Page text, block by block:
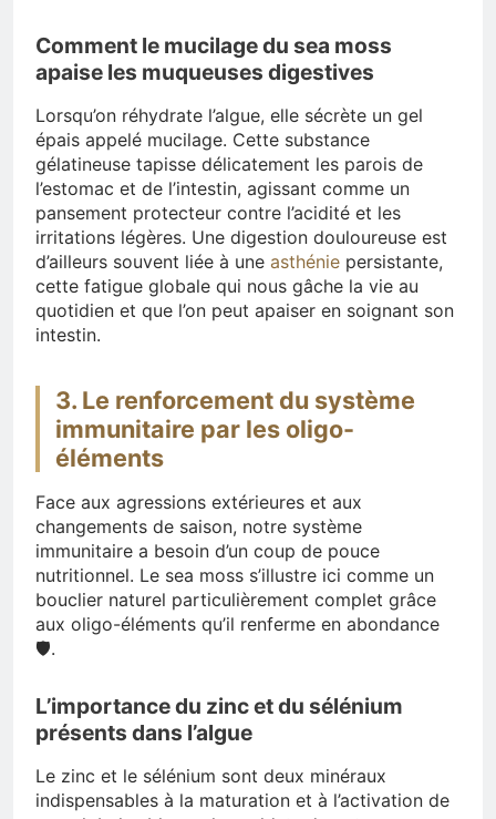
Comment le mucilage du sea moss
apaise les muqueuses digestives
Lorsqu’on réhydrate l’algue, elle sécrète un gel
épais appelé mucilage. Cette substance
gélatineuse tapisse délicatement les parois de
l’estomac et de l’intestin, agissant comme un
pansement protecteur contre l’acidité et les
irritations légères. Une digestion douloureuse est
d’ailleurs souvent liée à une asthénie persistante,
cette fatigue globale qui nous gâche la vie au
quotidien et que l’on peut apaiser en soignant son
intestin.
3. Le renforcement du système
immunitaire par les oligo-
éléments
Face aux agressions extérieures et aux
changements de saison, notre système
immunitaire a besoin d’un coup de pouce
nutritionnel. Le sea moss s’illustre ici comme un
bouclier naturel particulièrement complet grâce
aux oligo-éléments qu’il renferme en abondance
🛡️.
L’importance du zinc et du sélénium
présents dans l’algue
Le zinc et le sélénium sont deux minéraux
indispensables à la maturation et à l’activation de